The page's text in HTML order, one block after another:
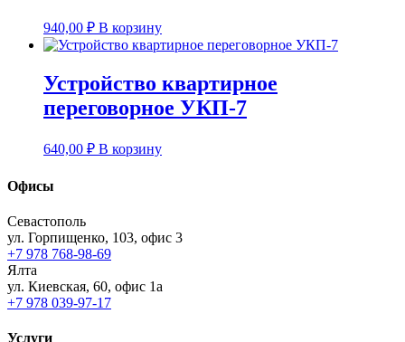
940,00 ₽ В корзину
Устройство квартирное
переговорное УКП-7
640,00 ₽ В корзину
Офисы
Севастополь
ул. Горпищенко, 103, офис 3
+7 978 768-98-69
Ялта
ул. Киевская, 60, офис 1а
+7 978 039-97-17
Услуги